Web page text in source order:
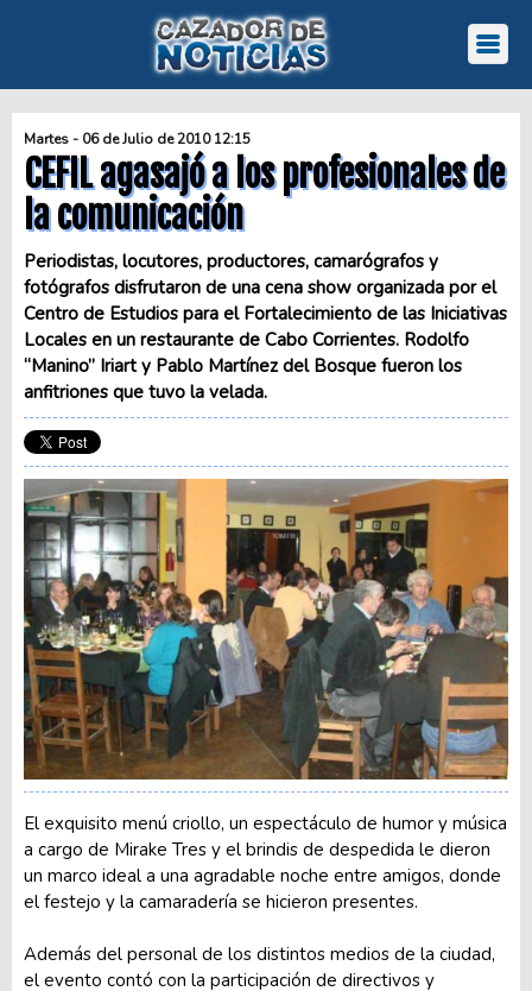
Martes - 06 de Julio de 2010 12:15
CEFIL agasajó a los profesionales de
la comunicación
Periodistas, locutores, productores, camarógrafos y
fotógrafos disfrutaron de una cena show organizada por el
Centro de Estudios para el Fortalecimiento de las Iniciativas
Locales en un restaurante de Cabo Corrientes. Rodolfo
“Manino” Iriart y Pablo Martínez del Bosque fueron los
anfitriones que tuvo la velada.
El exquisito menú criollo, un espectáculo de humor y música
a cargo de Mirake Tres y el brindis de despedida le dieron
un marco ideal a una agradable noche entre amigos, donde
el festejo y la camaradería se hicieron presentes.
Además del personal de los distintos medios de la ciudad,
el evento contó con la participación de directivos y